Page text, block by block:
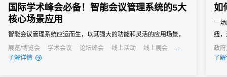
国际学术峰会必备！智能会议管理系统的5大
核心场景应用
智能会议管理系统应运而生，以其强大的功能和灵活的应用场景，
成为国际学术峰会不可或缺的得力助手。
展览/博览会 学术会议 论坛峰会 线上活动
线上展会
发布会
培训会
了解详情
如
一
纽
政
线
了